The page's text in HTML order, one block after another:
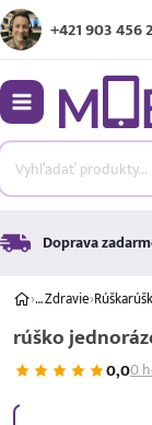
+421 903 456
Doprava
›…Zdravie›Rúška
rúško
0,00